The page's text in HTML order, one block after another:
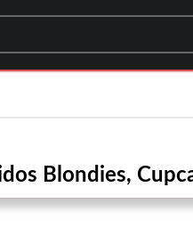
Blondies,